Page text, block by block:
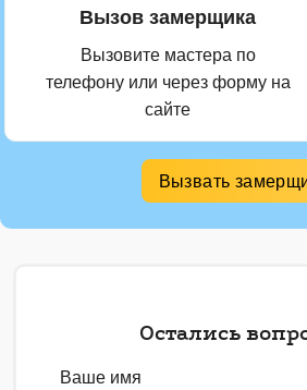
Вызов замерщика
Вызовите мастера по
телефону или через форму на
сайте
Вызвать
Остались
Ваше имя